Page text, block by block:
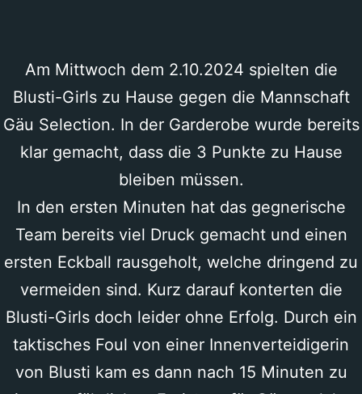
Am Mittwoch dem 2.10.2024 spielten die
Blusti-Girls zu Hause gegen die Mannschaft
Gäu Selection. In der Garderobe wurde bereits
klar gemacht, dass die 3 Punkte zu Hause
bleiben müssen.
In den ersten Minuten hat das gegnerische
Team bereits viel Druck gemacht und einen
ersten Eckball rausgeholt, welche dringend zu
vermeiden sind. Kurz darauf konterten die
Blusti-Girls doch leider ohne Erfolg. Durch ein
taktisches Foul von einer Innenverteidigerin
von Blusti kam es dann nach 15 Minuten zu